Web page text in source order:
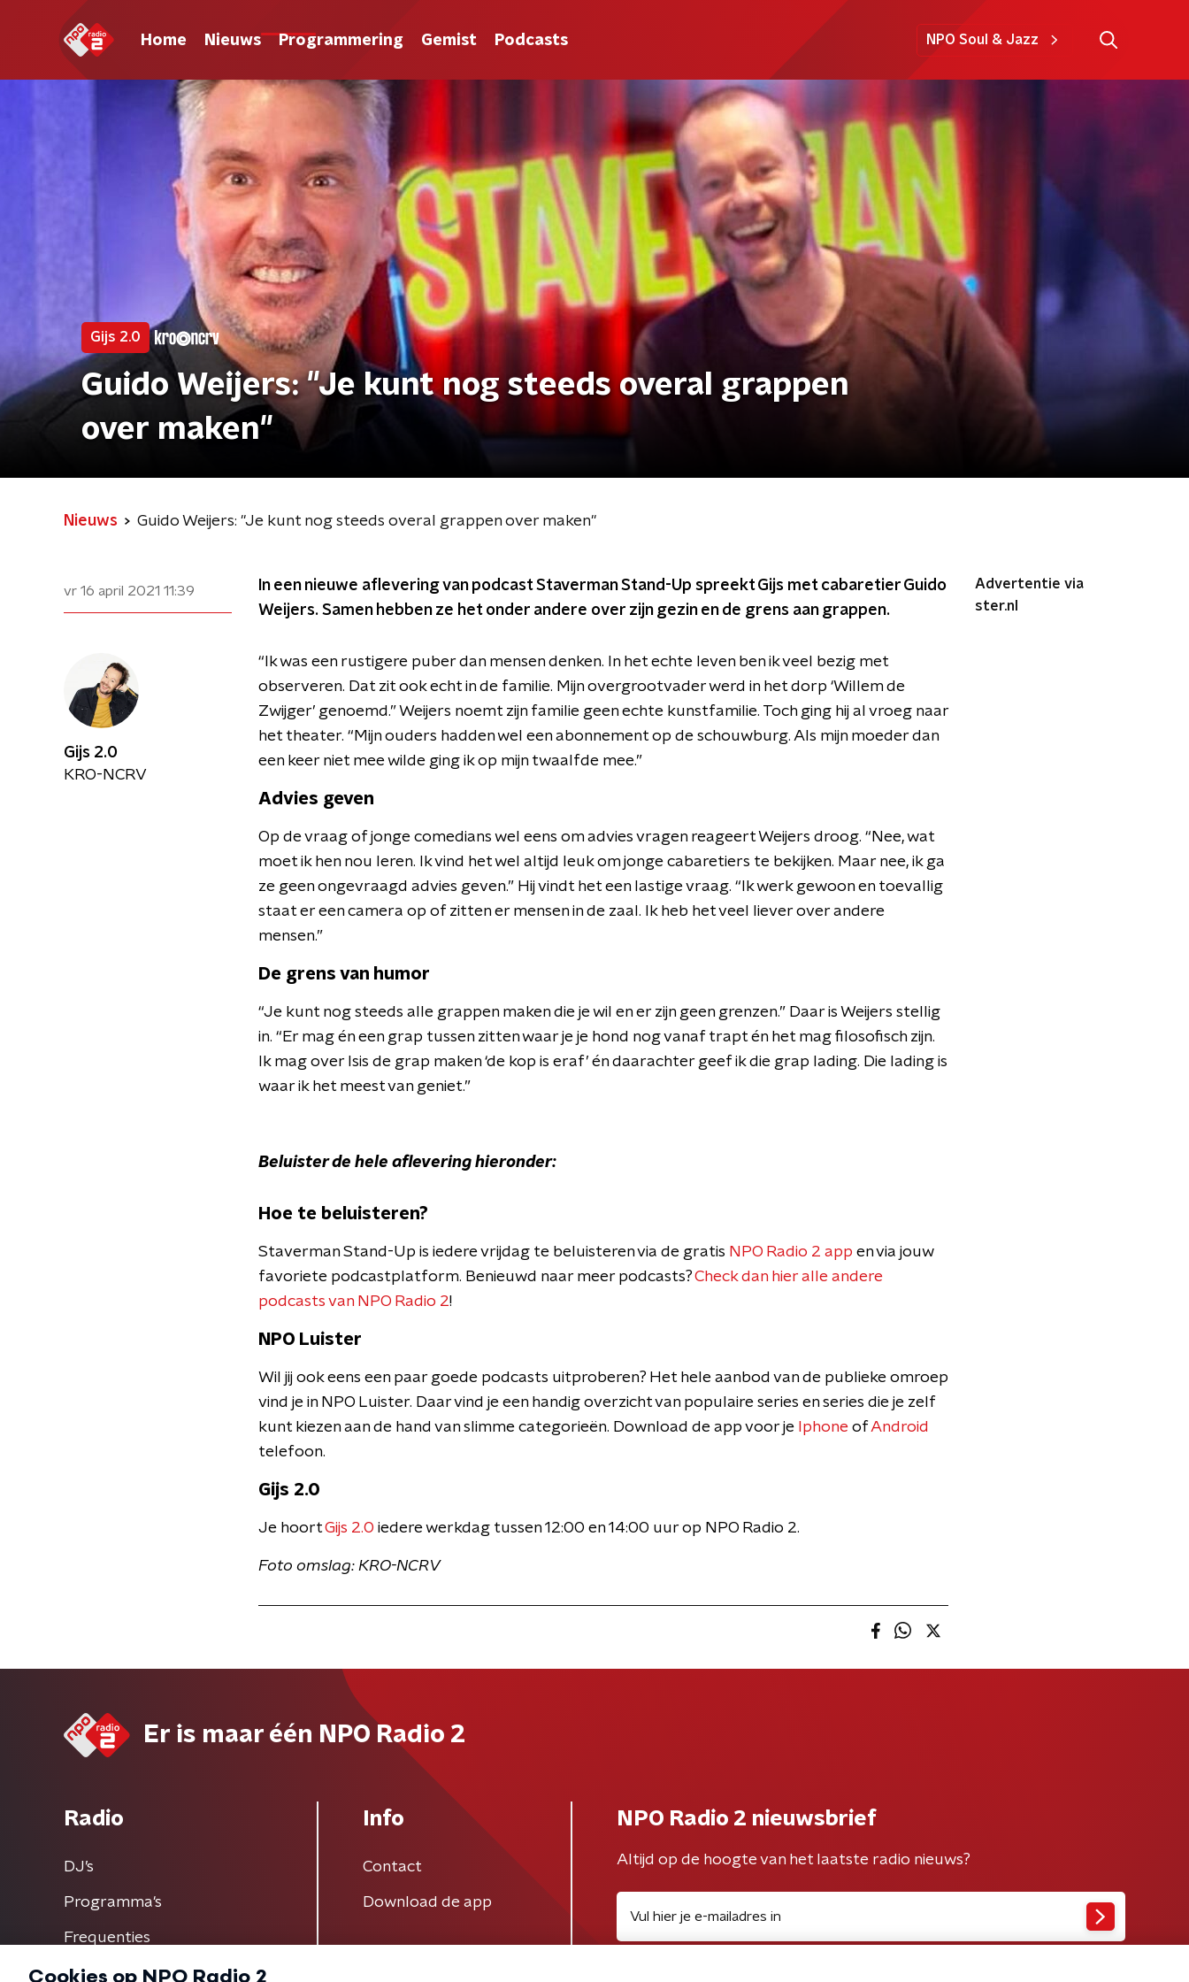
Home Nieuws Programmering Gemist Podcasts NPO Soul & Jazz
Gijs 2.0
Guido Weijers: "Je kunt nog steeds overal grappen
over maken"
Nieuws Guido Weijers: "Je kunt nog steeds overal grappen over maken"
vr 16 april 2021 11:39
In een nieuwe aflevering van podcast Staverman Stand-Up spreekt Gijs met cabaretier Guido
Weijers. Samen hebben ze het onder andere over zijn gezin en de grens aan grappen.
“Ik was een rustigere puber dan mensen denken. In het echte leven ben ik veel bezig met
observeren. Dat zit ook echt in de familie. Mijn overgrootvader werd in het dorp ‘Willem de
Zwijger’ genoemd.” Weijers noemt zijn familie geen echte kunstfamilie. Toch ging hij al vroeg naar
het theater. “Mijn ouders hadden wel een abonnement op de schouwburg. Als mijn moeder dan
een keer niet mee wilde ging ik op mijn twaalfde mee.”
Advies geven
Op de vraag of jonge comedians wel eens om advies vragen reageert Weijers droog. “Nee, wat
moet ik hen nou leren. Ik vind het wel altijd leuk om jonge cabaretiers te bekijken. Maar nee, ik ga
ze geen ongevraagd advies geven.” Hij vindt het een lastige vraag. “Ik werk gewoon en toevallig
staat er een camera op of zitten er mensen in de zaal. Ik heb het veel liever over andere
mensen.”
De grens van humor
“Je kunt nog steeds alle grappen maken die je wil en er zijn geen grenzen.” Daar is Weijers stellig
in. “Er mag én een grap tussen zitten waar je je hond nog vanaf trapt én het mag filosofisch zijn.
Ik mag over Isis de grap maken ‘de kop is eraf’ én daarachter geef ik die grap lading. Die lading is
waar ik het meest van geniet.”
Beluister de hele aflevering hieronder:
Hoe te beluisteren?
Staverman Stand-Up is iedere vrijdag te beluisteren via de gratis NPO Radio 2 app en via jouw
favoriete podcastplatform. Benieuwd naar meer podcasts?Check dan hier alle andere
podcasts van NPO Radio 2!
NPO Luister
Wil jij ook eens een paar goede podcasts uitproberen? Het hele aanbod van de publieke omroep
vind je in NPO Luister. Daar vind je een handig overzicht van populaire series en series die je zelf
kunt kiezen aan de hand van slimme categorieën. Download de app voor je Iphone ofAndroid
telefoon.
Gijs 2.0
Je hoortGijs 2.0 iedere werkdag tussen 12:00 en 14:00 uur op NPO Radio 2.
Foto omslag: KRO-NCRV
Advertentie via
ster.nl
Gijs 2.0
KRO-NCRV
Er is maar één NPO Radio 2
Radio
DJ’s
Programma's
Frequenties
Info
Contact
Download de app
NPO Radio 2 nieuwsbrief
Altijd op de hoogte van het laatste radio nieuws?